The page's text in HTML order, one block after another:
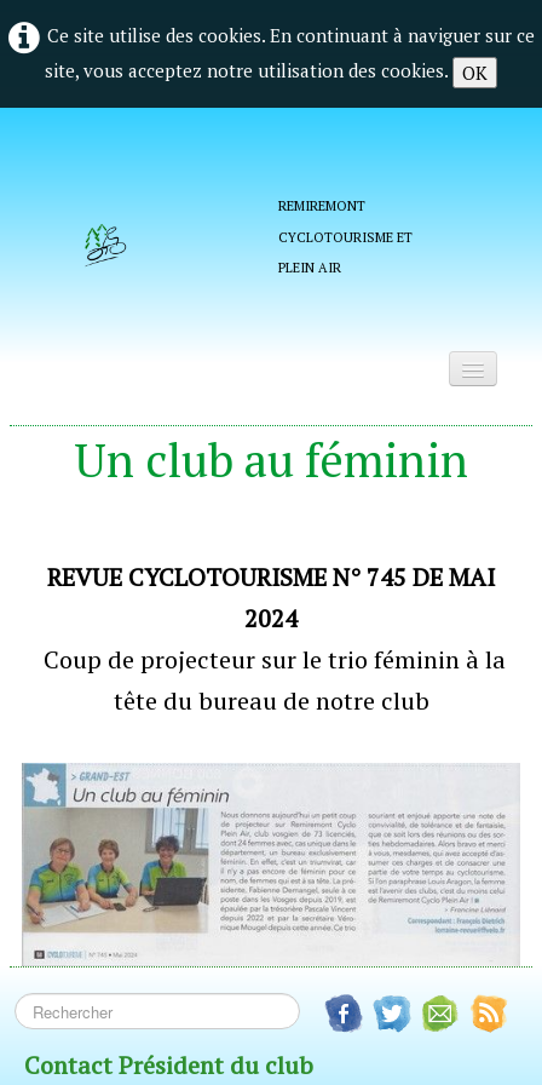
Ce site utilise des cookies. En continuant à naviguer sur ce
site, vous acceptez notre utilisation des cookies. OK
REMIREMONT
CYCLOTOURISME ET
PLEIN AIR
Accueil
Qui sommes nous ?
Fonctionnement du club▼
Adhésion
Adhérents
Un club au féminin
REVUE CYCLOTOURISME N° 745 DE MAI
2024
Coup de projecteur sur le trio féminin à la
tête du bureau de notre club
Contact Président du club